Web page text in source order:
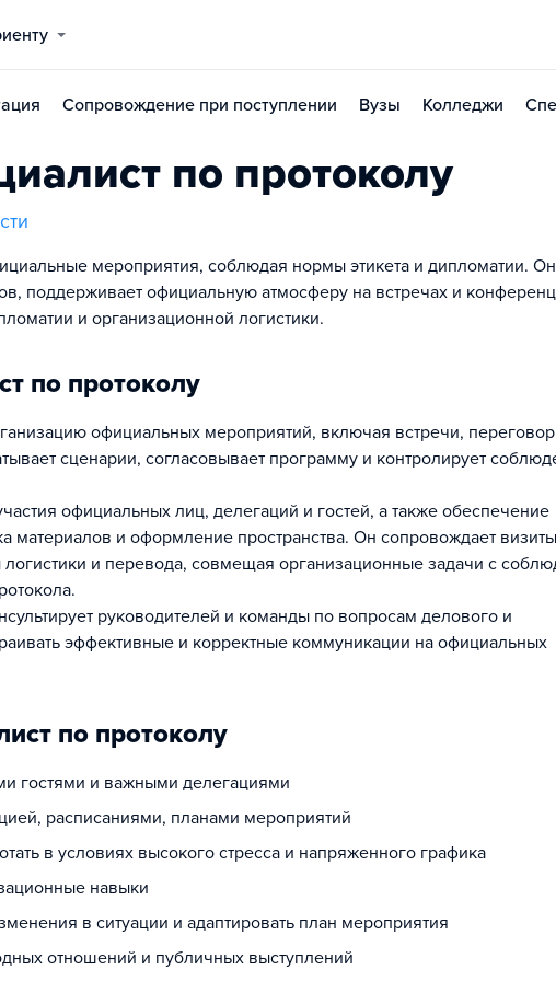
Сопровождение при поступлении Вузы Колледжи
по протоколу
мероприятия, соблюдая нормы этикета и дипломатии. Он
поддерживает официальную атмосферу на встречах и
и организационной логистики.
по протоколу
официальных мероприятий, включая встречи,
сценарии, согласовывает программу и контролирует
официальных лиц, делегаций и гостей, а также обеспечение
материалов и оформление пространства. Он сопровождает визиты
и перевода, совмещая организационные задачи с
руководителей и команды по вопросам делового и
эффективные и корректные коммуникации на официальных
по протоколу
гостями и важными делегациями
расписаниями, планами мероприятий
в условиях высокого стресса и напряженного графика
навыки
в ситуации и адаптировать план мероприятия
отношений и публичных выступлений